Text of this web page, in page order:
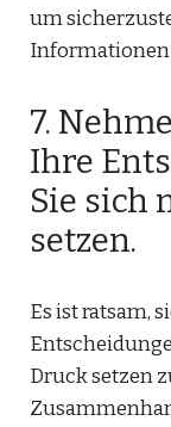
um
Informationen
7.
Ihre
Sie sich
setzen.
Es ist ratsam,
Druck setzen